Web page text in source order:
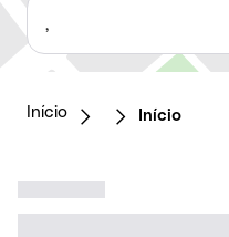
,
Início Início